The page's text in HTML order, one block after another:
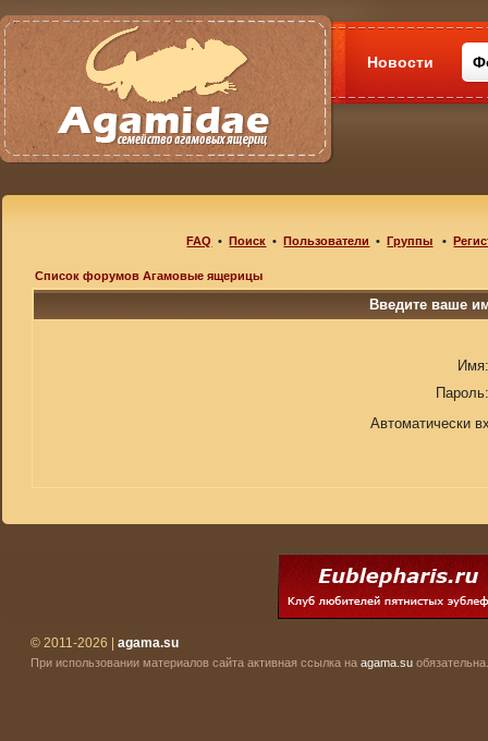
Новости
FAQ •Поиск •Пользователи •Группы •
Список форумов Агамовые ящерицы
Введите ваше
Имя:
Пароль:
Автоматически
© 2011-2026 | agama.su
При использовании материалов сайта активная ссылка на agama.su обязательна.